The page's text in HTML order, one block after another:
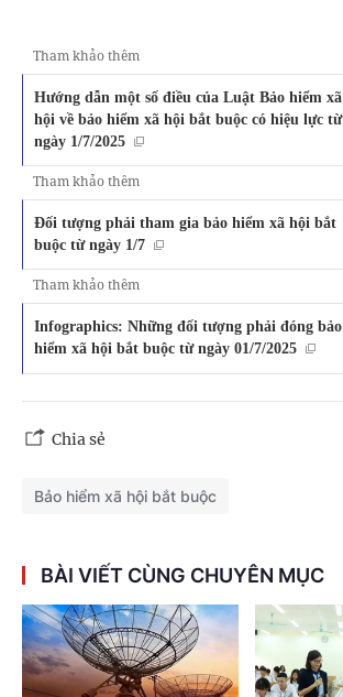
Tham khảo thêm
Hướng dẫn một số điều của Luật Bảo hiểm xã
hội về bảo hiểm xã hội bắt buộc có hiệu lực từ
ngày 1/7/2025
Tham khảo thêm
Đối tượng phải tham gia bảo hiểm xã hội bắt
buộc từ ngày 1/7
Tham khảo thêm
Infographics: Những đối tượng phải đóng bảo
hiểm xã hội bắt buộc từ ngày 01/7/2025
Chia sẻ
Bảo hiểm xã hội bắt buộc
BÀI VIẾT CÙNG CHUYÊN MỤC